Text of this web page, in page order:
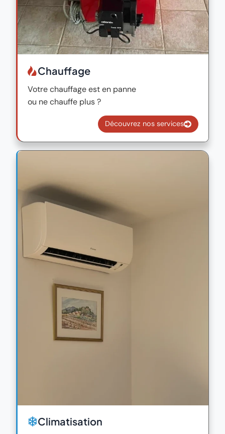
Chauffage
Votre chauffage est en panne
ou ne chauffe plus ?
Découvrez nos services
Climatisation